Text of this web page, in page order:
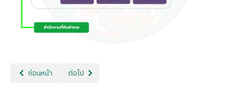
เนื้อหาก่อนหน้า: โครงสร้างหน่วยงาน
ก่อนหน้า เนื้อหาถัดไป: บทความแสดง PDF (PDF Embed)
ต่อไป